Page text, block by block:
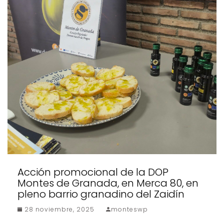
Acción promocional de la DOP
Montes de Granada, en Merca 80, en
pleno barrio granadino del Zaidín
28 noviembre, 2025 monteswp